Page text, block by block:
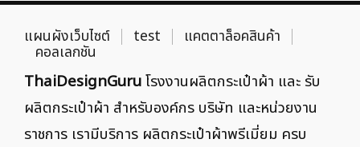
แผนผังเว็บไซต์ test แคตตาล็อคสินค้า
คอลเลกชัน
ThaiDesignGuruโรงงานผลิตกระเป๋าผ้า และ รับ
ผลิตกระเป๋าผ้า สำหรับองค์กร บริษัท และหน่วยงาน
ราชการ เรามีบริการ ผลิตกระเป๋าผ้าพรีเมี่ยม ครบ